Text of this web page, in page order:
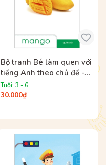
Bộ tranh Bé làm quen với
tiếng Anh theo chủ đề -
Chủ đề Thực vật
Tuổi: 3 - 6
30.000₫